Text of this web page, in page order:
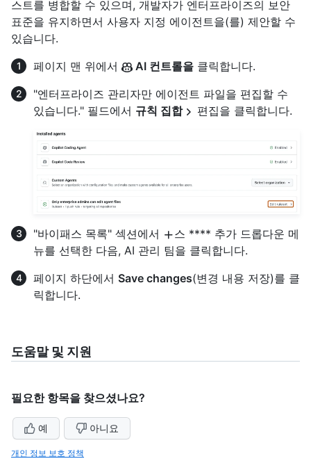
스트를 병합할 수 있으며, 개발자가 엔터프라이즈의 보안
표준을 유지하면서 사용자 지정 에이전트을(를) 제안할 수
있습니다.
페이지 맨 위에서
AI 컨트롤을 클릭합니다.
"엔터프라이즈 관리자만 에이전트 파일을 편집할 수
있습니다." 필드에서 규칙 집합 편집을 클릭합니다.
"바이패스 목록" 섹션에서
스 **** 추가 드롭다운 메
뉴를 선택한 다음, AI 관리 팀을 클릭합니다.
페이지 하단에서 Save changes(변경 내용 저장)를 클
릭합니다.
도움말 및 지원
필요한 항목을 찾으셨나요?
예 아니요
개인 정보 보호 정책